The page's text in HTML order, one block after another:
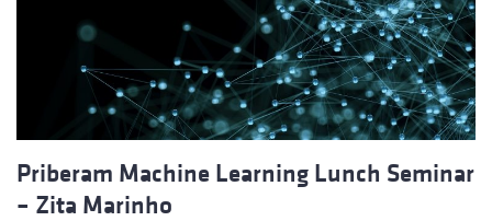
Priberam Machine Learning Lunch Seminar
– Zita Marinho